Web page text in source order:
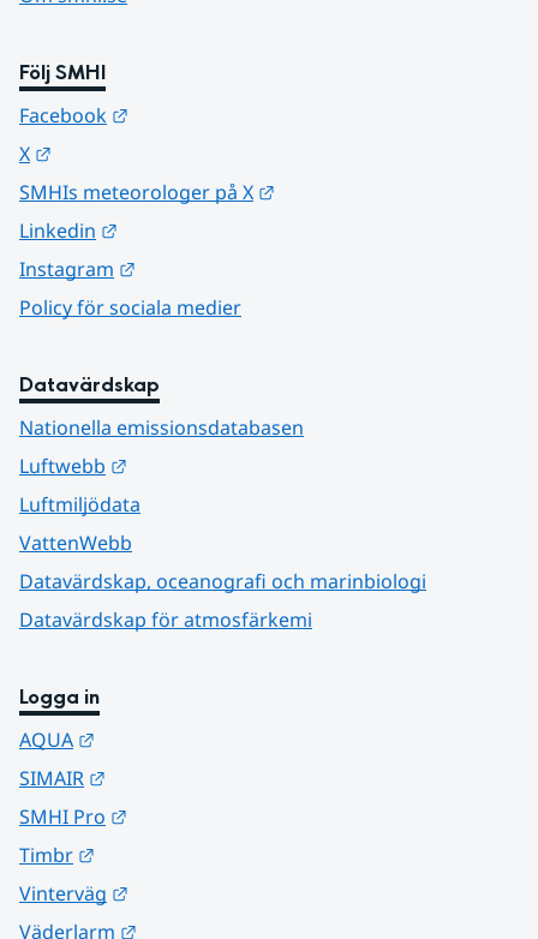
Följ SMHI
Facebook
X
SMHIs meteorologer på X
Linkedin
Instagram
Policy för sociala medier
Datavärdskap
Nationella emissionsdatabasen
Luftwebb
Luftmiljödata
VattenWebb
Datavärdskap, oceanografi och marinbiologi
Datavärdskap för atmosfärkemi
Logga in
AQUA
SIMAIR
SMHI Pro
Timbr
Vinterväg
Väderlarm